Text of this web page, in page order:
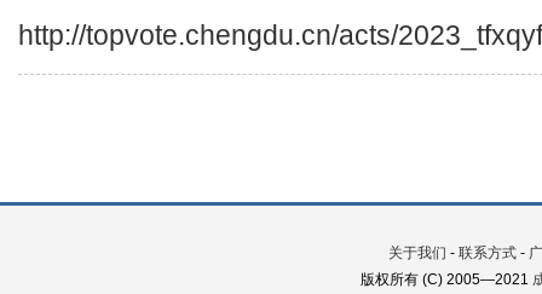
http://topvote.chengdu.cn/acts/
关于我们 - 联系方式 -
版权所有 (C) 2005—2021